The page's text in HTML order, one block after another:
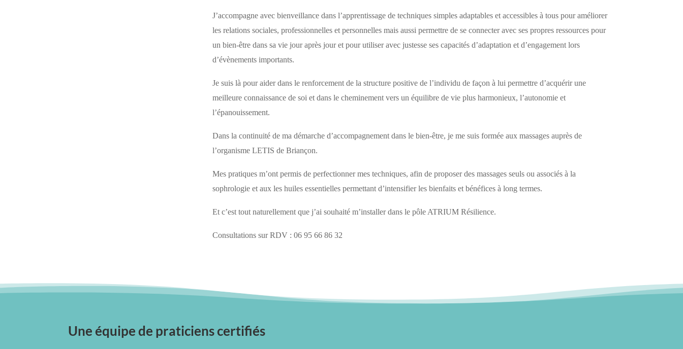
J’accompagne avec bienveillance dans l’apprentissage de techniques simples adaptables et accessibles à tous pour améliorer
les relations sociales, professionnelles et personnelles mais aussi permettre de se connecter avec ses propres ressources pour
un bien-être dans sa vie jour après jour et pour utiliser avec justesse ses capacités d’adaptation et d’engagement lors
d’évènements importants.
Je suis là pour aider dans le renforcement de la structure positive de l’individu de façon à lui permettre d’acquérir une
meilleure connaissance de soi et dans le cheminement vers un équilibre de vie plus harmonieux, l’autonomie et
l’épanouissement.
Dans la continuité de ma démarche d’accompagnement dans le bien-être, je me suis formée aux massages auprès de
l’organisme LETIS de Briançon.
Mes pratiques m’ont permis de perfectionner mes techniques, afin de proposer des massages seuls ou associés à la
sophrologie et aux les huiles essentielles permettant d’intensifier les bienfaits et bénéfices à long termes.
Et c’est tout naturellement que j’ai souhaité m’installer dans le pôle ATRIUM Résilience.
Consultations sur RDV : 06 95 66 86 32
Une équipe de praticiens certifiés